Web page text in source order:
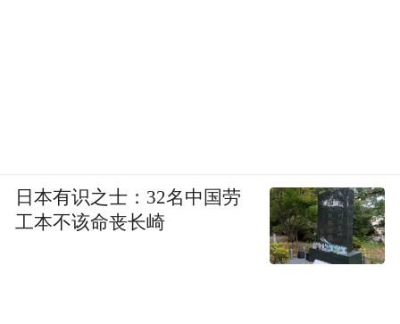
日本有识之士：32名中国劳
工本不该命丧长崎